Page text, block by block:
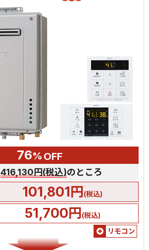
76% OFF
416,130円(税込)のところ
101,801円(税込)
51,700円(税込)
リモコン